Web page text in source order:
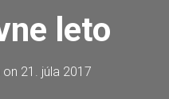
leto
on 21. júla 2017